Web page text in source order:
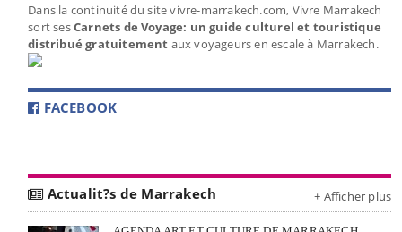
Dans la continuité du site vivre-marrakech.com, Vivre Marrakech
sort sesCarnets de Voyage: un guide culturel et touristique
distribué gratuitement aux voyageurs en escale à Marrakech.
FACEBOOK
Actualit?s de Marrakech + Afficher plus